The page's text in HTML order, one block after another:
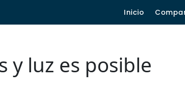
Inicio
y luz es posible